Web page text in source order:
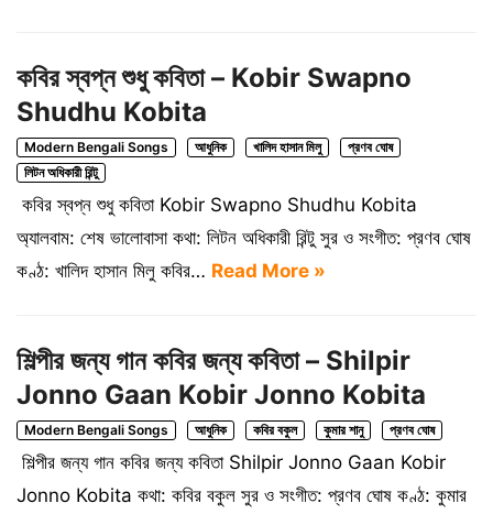
কবির স্বপ্ন শুধু কবিতা – Kobir Swapno
Shudhu Kobita
Modern Bengali Songs আধুনিক খালিদ হাসান মিলু
প্রণব ঘোষ
লিটন অধিকারী রিন্টু
কবির স্বপ্ন শুধু কবিতা Kobir Swapno Shudhu Kobita
অ্যালবাম: শেষ ভালোবাসা কথা: লিটন অধিকারী রিন্টু সুর ও সংগীত: প্রণব ঘোষ
কণ্ঠ: খালিদ হাসান মিলু কবির… Read More »
শিল্পীর জন্য গান কবির জন্য কবিতা – Shilpir
Jonno Gaan Kobir Jonno Kobita
Modern Bengali Songs আধুনিক কবির বকুল কুমার শানু প্রণব ঘোষ
শিল্পীর জন্য গান কবির জন্য কবিতা Shilpir Jonno Gaan Kobir
Jonno Kobita কথা: কবির বকুল সুর ও সংগীত: প্রণব ঘোষ কণ্ঠ: কুমার